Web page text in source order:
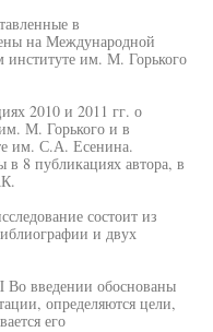
в
на Международной
институте им. М. Горького
2010 и 2011 гг. о
М. Горького и в
им. С.А. Есенина.
8 публикациях автора, в
состоит из
и двух
обоснованы
определяются цели,
его